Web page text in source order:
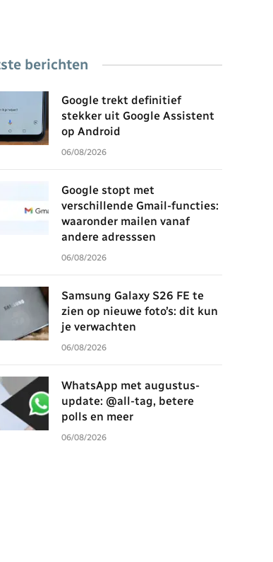
berichten
Google trekt definitief
stekker uit Google Assistent
op Android
06/08/2026
Google stopt met
verschillende Gmail-functies:
waaronder mailen vanaf
andere adresssen
06/08/2026
Samsung Galaxy S26 FE te
zien op nieuwe foto’s: dit kun
je verwachten
06/08/2026
WhatsApp met augustus-
update: @all-tag, betere
polls en meer
06/08/2026